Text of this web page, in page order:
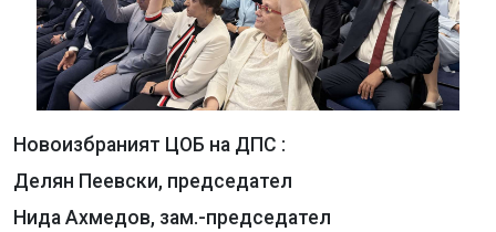
Новоизбраният ЦОБ на ДПС :
Делян Пеевски, председател
Нида Ахмедов, зам.-председател